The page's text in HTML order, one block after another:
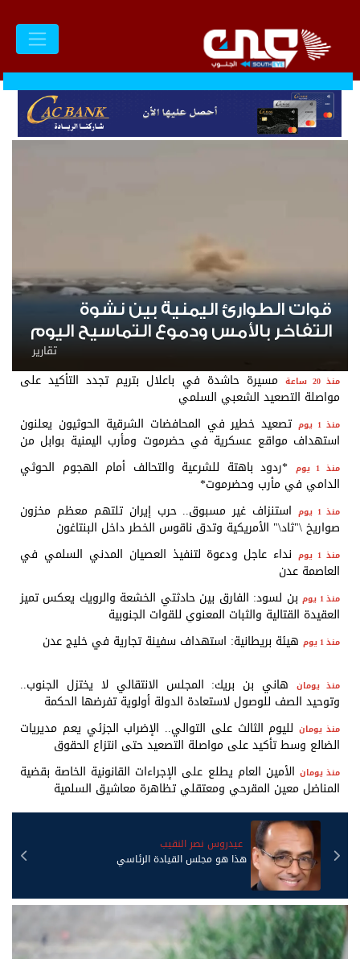
قوات الطوارئ اليمنية بين نشوة
التفاخر بالأمس ودموع التماسيح اليوم
تقارير
منذ 20 ساعة مسيرة حاشدة في باعلال بتريم تجدد التأكيد على
مواصلة التصعيد الشعبي السلمي
منذ 1 يوم تصعيد خطير في المحافضات الشرقية الحوثيون يعلنون
استهداف مواقع عسكرية في حضرموت ومأرب اليمنية بوابل من
الصواريخ والطائرات المسيّرة
منذ 1 يوم *ردود باهتة للشرعية والتحالف أمام الهجوم الحوثي
الدامي في مأرب وحضرموت*
منذ 1 يوم استنزاف غير مسبوق.. حرب إيران تلتهم معظم مخزون
صواريخ \"ثاد\" الأمريكية وتدق ناقوس الخطر داخل البنتاغون
منذ 1 يوم نداء عاجل ودعوة لتنفيذ العصيان المدني السلمي في
العاصمة عدن
منذ 1 يوم بن لسود: الفارق بين حادثتي الخشعة والرويك يعكس تميز
العقيدة القتالية والثبات المعنوي للقوات الجنوبية
منذ 1 يوم هيئة بريطانية: استهداف سفينة تجارية في خليج عدن
منذ يومانهاني بن بريك: المجلس الانتقالي لا يختزل الجنوب..
وتوحيد الصف للوصول لاستعادة الدولة أولوية تفرضها الحكمة
منذ يومانلليوم الثالث على التوالي.. الإضراب الجزئي يعم مديريات
الضالع وسط تأكيد على مواصلة التصعيد حتى انتزاع الحقوق
منذ يومان الأمين العام يطلع على الإجراءات القانونية الخاصة بقضية
المناضل معين المقرحي ومعتقلي تظاهرة معاشيق السلمية
صالح علي الدويل باراس
فاتورة التضليل ندفعها جميعاً